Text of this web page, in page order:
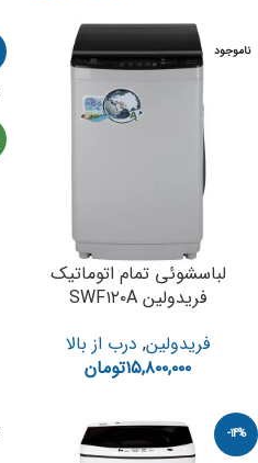
ناموجود
لباسشوئی تمام اتوماتیک
فریدولین SWF۱۲۰A
فریدولین, درب از بالا
۱۵,۸۰۰,۰۰۰تومان
-14%